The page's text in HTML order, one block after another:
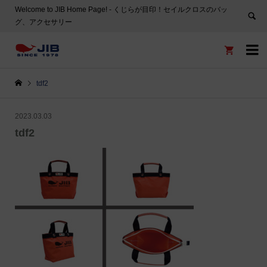
Welcome to JIB Home Page! ‐ くじらが目印！セイルクロスのバッ
グ、アクセサリー


tdf2
2023.03.03
tdf2